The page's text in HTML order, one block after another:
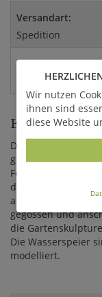
Versandart:
Spedition
EAN:
4056026380974
Dieser
gefertigt und
Festigkeit. Durch
die Steinguss-
aufwändigen
gegossen und
die
Die Wasserspeier
modelliert.
Wir nutzen
ihnen sind
diese Website